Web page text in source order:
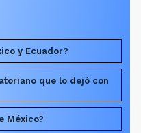
y Ecuador?
que lo dejó con
México?